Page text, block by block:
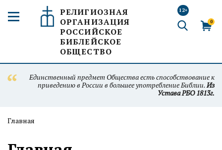
РЕЛИГИОЗНАЯ
ОРГАНИЗАЦИЯ
РОССИЙСКОЕ
БИБЛЕЙСКОЕ
ОБЩЕСТВО
12+
0
Единственный предмет Общества есть способствование к
приведению в России в большее употребление Библии.Из
Устава РБО 1813г.
Главная